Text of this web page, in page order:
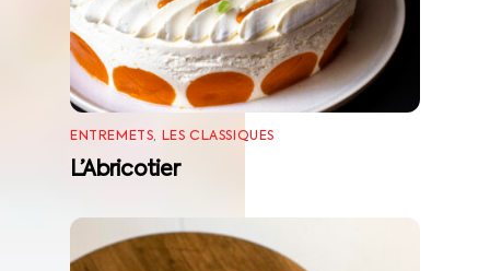
ENTREMETS, LES CLASSIQUES
L’Abricotier